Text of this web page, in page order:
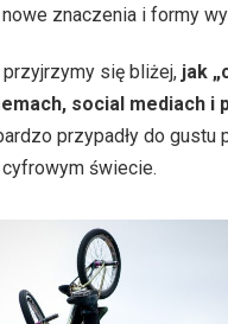
znaczenia i formy
się bliżej, jak
social mediach i
przypadły do gustu
świecie.